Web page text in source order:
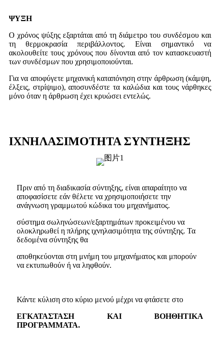
ΨΥΞΗ
Ο χρόνος ψύξης εξαρτάται από τη διάμετρο του συνδέσμου και
τη θερμοκρασία περιβάλλοντος. Είναι σημαντικό να
ακολουθείτε τους χρόνους που δίνονται από τον κατασκευαστή
των συνδέσμων που χρησιμοποιούνται.
Για να αποφύγετε μηχανική καταπόνηση στην άρθρωση (κάμψη,
έλξεις, στρίψιμο), αποσυνδέστε τα καλώδια και τους νάρθηκες
μόνο όταν η άρθρωση έχει κρυώσει εντελώς.
ΙΧΝΗΛΑΣΙΜΟΤΗΤΑ ΣΥΝΤΗΞΗΣ
Πριν από τη διαδικασία σύντηξης, είναι απαραίτητο να
αποφασίσετε εάν θέλετε να χρησιμοποιήσετε την
ανάγνωση γραμμωτού κώδικα του μηχανήματος.
σύστημα σωληνώσεων/εξαρτημάτων προκειμένου να
ολοκληρωθεί η πλήρης ιχνηλασιμότητα της σύντηξης. Τα
δεδομένα σύντηξης θα
αποθηκεύονται στη μνήμη του μηχανήματος και μπορούν
να εκτυπωθούν ή να ληφθούν.
Κάντε κύλιση στο κύριο μενού μέχρι να φτάσετε στο
ΕΓΚΑΤΑΣΤΑΣΗ ΚΑΙ ΒΟΗΘΗΤΙΚΑ
ΠΡΟΓΡΑΜΜΑΤΑ.